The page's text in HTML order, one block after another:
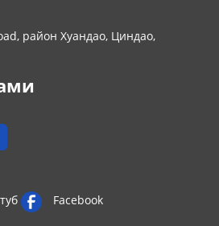
район Хуандао, Циндао,
Facebook